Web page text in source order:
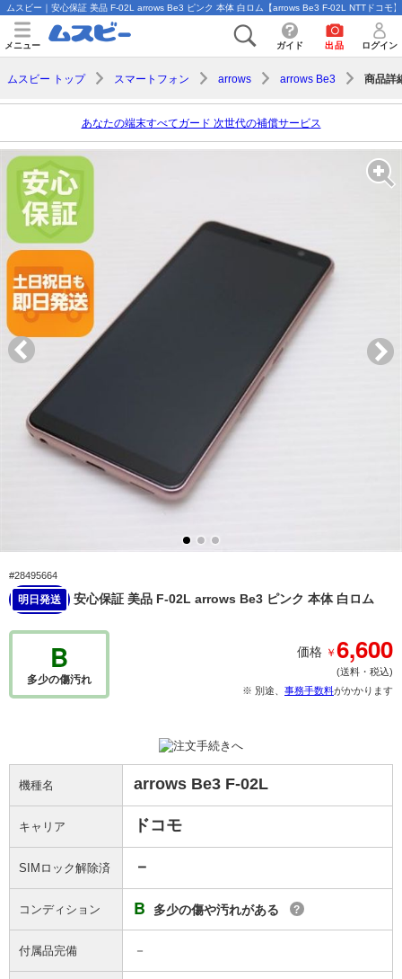
ムスビー｜安心保証 美品 F-02L arrows Be3 ピンク 本体 白ロム【arrows Be3 F-02L NTTドコモ
メニュー ガイド 出品 ログイン
ムスビー トップ スマートフォン arrows arrows Be3 商品詳
あなたの端末すべてガード 次世代の補償サービス
#28495664
明日発送 安心保証 美品 F-02L arrows Be3 ピンク 本体 白ロム
B
多少の傷汚れ
価格 ￥6,600
(送料・税込)
※ 別途、 事務手数料がかかります
機種名 arrows Be3 F-02L
キャリア ドコモ
SIMロック解除済 －
コンディション B 多少の傷や汚れがある ?
付属品完備 －